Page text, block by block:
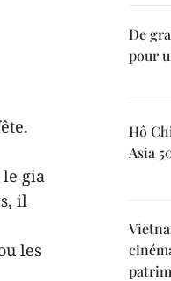
gia
il
les
De
pour
Hô
Asia